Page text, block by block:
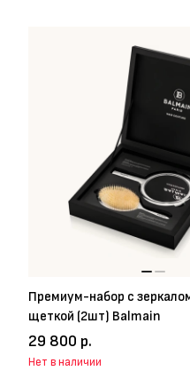
Премиум-набор с
щеткой (2шт) Balmain
29 800 р.
Нет в наличии